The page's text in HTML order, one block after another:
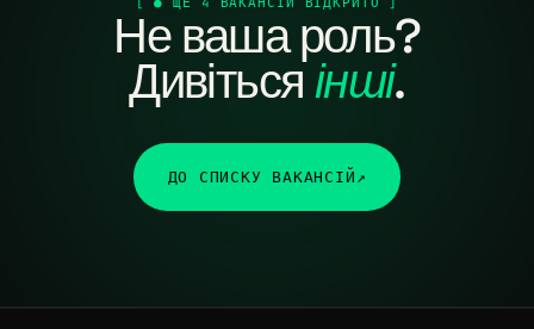
Не ваша роль?
Дивітьсяінші.
ДО СПИСКУ ВАКАНСІЙ↗